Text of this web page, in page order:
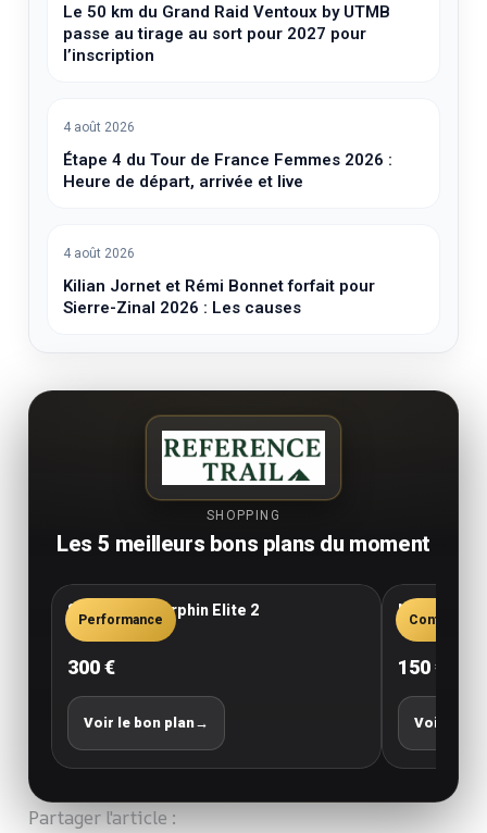
Le 50 km du Grand Raid Ventoux by UTMB
passe au tirage au sort pour 2027 pour
l’inscription
4 août 2026
Étape 4 du Tour de France Femmes 2026 :
Heure de départ, arrivée et live
4 août 2026
Kilian Jornet et Rémi Bonnet forfait pour
Sierre-Zinal 2026 : Les causes
SHOPPING
Les 5 meilleurs bons plans du moment
Performance
Saucony Endorphin Elite 2
300 €
Voir le bon plan→
Confort
New
150 €
Voir le
Partager l'article :